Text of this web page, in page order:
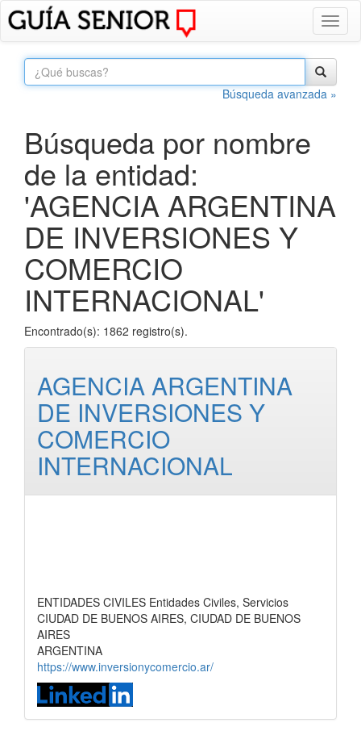
Búsqueda avanzada »
Búsqueda por nombre
de la entidad:
'AGENCIA ARGENTINA
DE INVERSIONES Y
COMERCIO
INTERNACIONAL'
Encontrado(s): 1862 registro(s).
AGENCIA ARGENTINA
DE INVERSIONES Y
COMERCIO
INTERNACIONAL
ENTIDADES CIVILES Entidades Civiles, Servicios
CIUDAD DE BUENOS AIRES, CIUDAD DE BUENOS
AIRES
ARGENTINA
https://www.inversionycomercio.ar/